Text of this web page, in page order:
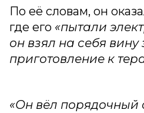
По её словам, он
где его «пытали
он взял на себя вину
приготовление к
«Он вёл порядочный